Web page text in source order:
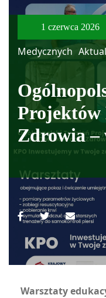
1 czerwca 2026
Medycznych
Projektów
Zdrowia –
Warsztaty